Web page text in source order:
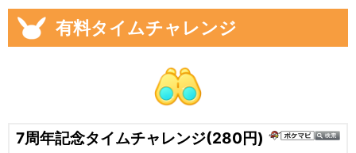
有料タイムチャレンジ
7周年記念タイムチャレンジ(280円)